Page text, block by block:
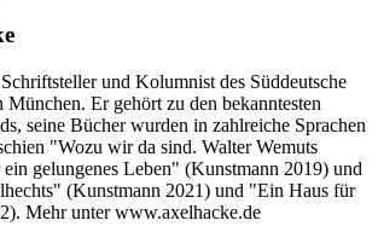
und Kolumnist des Süddeutsche
Er gehört zu den bekanntesten
seine Bücher wurden in zahlreiche Sprachen
"Wozu wir da sind. Walter Wemuts
gelungenes Leben" (Kunstmann 2019) und
(Kunstmann 2021) und "Ein Haus für
Mehr unter www.axelhacke.de